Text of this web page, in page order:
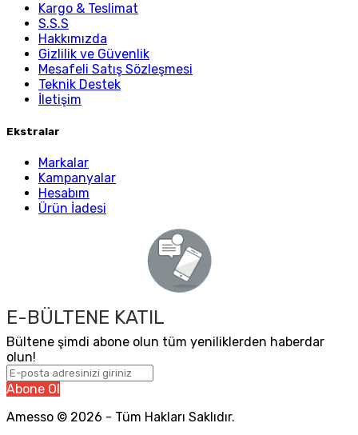
Kargo & Teslimat
S.S.S
Hakkımızda
Gizlilik ve Güvenlik
Mesafeli Satış Sözleşmesi
Teknik Destek
İletişim
Ekstralar
Markalar
Kampanyalar
Hesabım
Ürün İadesi
E-BÜLTENE KATIL
Bültene şimdi abone olun tüm yeniliklerden haberdar
olun!
Abone Ol
Amesso © 2026 - Tüm Hakları Saklıdır.